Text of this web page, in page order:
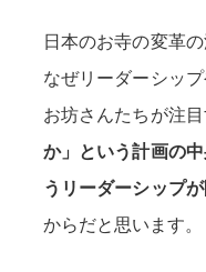
日本のお寺の変革
なぜリーダーシッ
お坊さんたちが注目
か」という計画の
うリーダーシップ
からだと思います。